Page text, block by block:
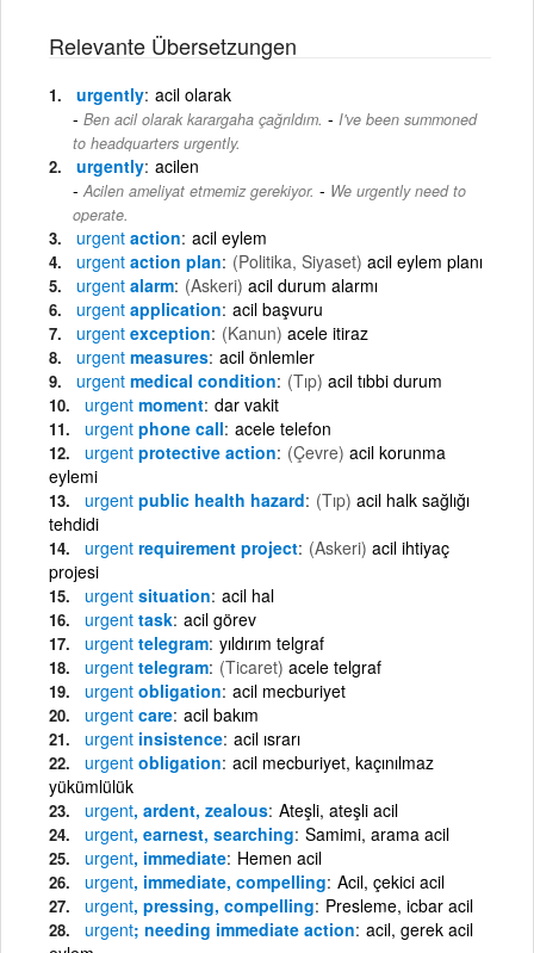
Relevante Übersetzungen
urgently acil olarak
Ben acil olarak karargaha çağrıldım. - I've been summoned
to headquarters urgently.
urgently acilen
Acilen ameliyat etmemiz gerekiyor. - We urgently need to
operate.
urgent action acil eylem
urgent action plan (Politika, Siyaset) acil eylem planı
urgent alarm (Askeri) acil durum alarmı
urgent application acil başvuru
urgent exception (Kanun) acele itiraz
urgent measures acil önlemler
urgent medical condition (Tıp) acil tıbbi durum
urgent moment dar vakit
urgent phone call acele telefon
urgent protective action (Çevre) acil korunma
eylemi
urgent public health hazard (Tıp) acil halk sağlığı
tehdidi
urgent requirement project (Askeri) acil ihtiyaç
projesi
urgent situation acil hal
urgent task acil görev
urgent telegram yıldırım telgraf
urgent telegram (Ticaret) acele telgraf
urgent obligation acil mecburiyet
urgent care acil bakım
urgent insistence acil ısrarı
urgent obligation acil mecburiyet, kaçınılmaz
yükümlülük
urgent, ardent, zealous Ateşli, ateşli acil
urgent, earnest, searching Samimi, arama acil
urgent, immediate Hemen acil
urgent, immediate, compelling Acil, çekici acil
urgent, pressing, compelling Presleme, icbar acil
urgent; needing immediate action acil, gerek acil